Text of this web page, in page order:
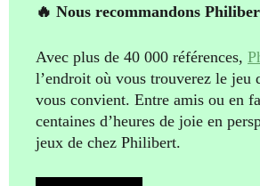
🔥 Nous recommandons
Avec plus de 40 000 références,
l’endroit où vous trouverez le jeu
vous convient. Entre amis ou en
centaines d’heures de joie en
jeux de chez Philibert.